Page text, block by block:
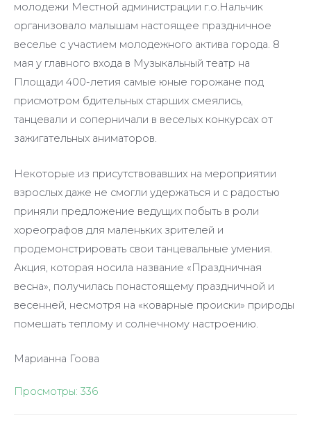
молодежи Местной администрации г.о.Нальчик
организовало малышам настоящее праздничное
веселье с участием молодежного актива города. 8
мая у главного входа в Музыкальный театр на
Площади 400-летия самые юные горожане под
присмотром бдительных старших смеялись,
танцевали и соперничали в веселых конкурсах от
зажигательных аниматоров.
Некоторые из присутствовавших на мероприятии
взрослых даже не смогли удержаться и с радостью
приняли предложение ведущих побыть в роли
хореографов для маленьких зрителей и
продемонстрировать свои танцевальные умения.
Акция, которая носила название «Праздничная
весна», получилась понастоящему праздничной и
весенней, несмотря на «коварные происки» природы
помешать теплому и солнечному настроению.
Марианна Гоова
Просмотры: 336